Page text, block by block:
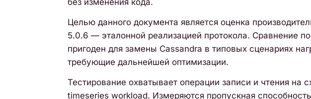
Целью данного документа является оценка
5.0.6 — эталонной реализацией протокола. Сравнение
пригоден для замены Cassandra в типовых сценариях
требующие дальнейшей оптимизации.
Тестирование охватывает операции записи и чтения на
timeseries workload. Измеряются пропускная